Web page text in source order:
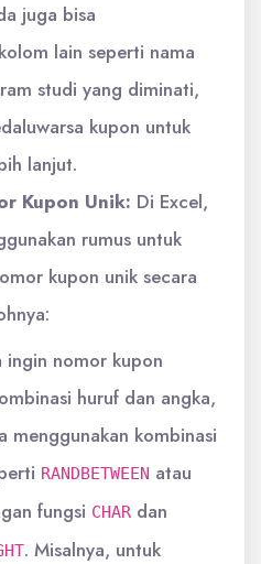
juga bisa
lain seperti nama
studi yang diminati,
kupon untuk
lanjut.
Kupon Unik: Di Excel,
rumus untuk
kupon unik secara
ingin nomor kupon
huruf dan angka,
menggunakan kombinasi
RANDBETWEEN atau
fungsi CHAR dan
. Misalnya, untuk